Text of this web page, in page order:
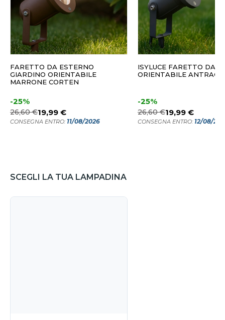
FARETTO DA ESTERNO
GIARDINO ORIENTABILE
MARRONE CORTEN
-25%
26,60 €19,99 €
CONSEGNA ENTRO: 11/08/2026
ISYLUCE FARETTO DA
ORIENTABILE
-25%
26,60 €19,99 €
CONSEGNA ENTRO: 12/08/
SCEGLI LA TUA LAMPADINA